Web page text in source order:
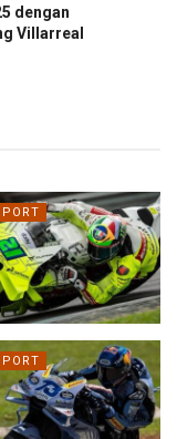
dengan
Villarreal